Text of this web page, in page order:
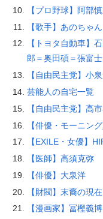
【プロ野球】阿部
【歌手】あのちゃん
【トヨタ自動車】
郎＝奥田碩＝張富
【自由民主党】小
芸能人の自宅一覧
【自由民主党】高
【俳優・モーニン
【EXILE・女優】
【医師】高須克弥
【俳優】大泉洋
【財閥】末裔の現
【漫画家】冨樫義